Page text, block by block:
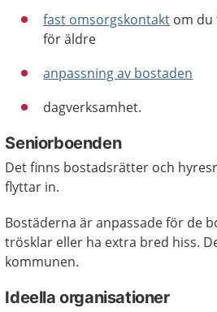
fast omsorgskontakt om du
för äldre
anpassning av bostaden
dagverksamhet.
Seniorboenden
Det finns bostadsrätter och
flyttar in.
Bostäderna är anpassade för de
trösklar eller ha extra bred hiss.
kommunen.
Ideella organisationer